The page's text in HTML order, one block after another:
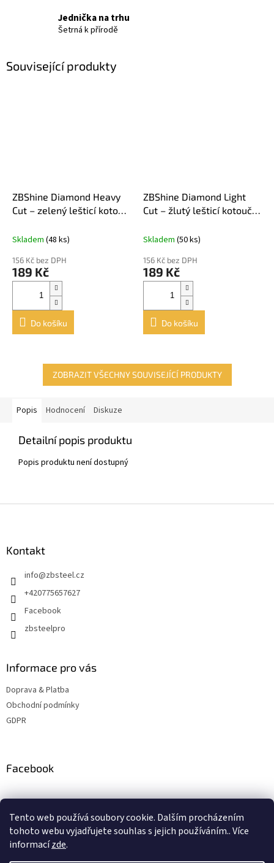
Tento web používá soubory cookie. Dalším procházením
tohoto webu vyjadřujete souhlas s jejich používáním.. Více
informacízde.
Jednička na trhu
Šetrná k přírodě
Související produkty
ZBShine Diamond Heavy
Cut – zelený lešticí kotouč
Skladem (48 ks)
156 Kč bez DPH
189 Kč
Do košíku
ZBShine Diamond Light
Cut – žlutý lešticí kotouč
Skladem (50 ks)
156 Kč bez DPH
189 Kč
Do košíku
ZOBRAZIT VŠECHNY SOUVISEJÍCÍ PRODUKTY
Popis Hodnocení Diskuze
Detailní popis produktu
Popis produktu není dostupný
Kontakt
info@zbsteel.cz
+420775657627
Facebook
zbsteelpro
Informace pro vás
Doprava & Platba
Obchodní podmínky
GDPR
Facebook
Instagram